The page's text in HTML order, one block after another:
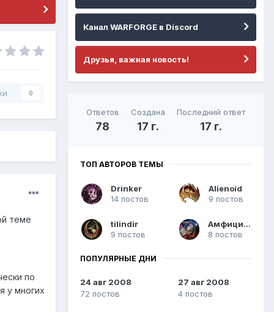
0
теме
по
у многих
Канал WARFORGE в Discord
Друзья, важная новость!
Ответов
78
Создана
17 г.
Последний ответ
17 г.
ТОП АВТОРОВ ТЕМЫ
Drinker
14 постов
Alienoid
9 постов
tilindir
9 постов
Амфицион
8 постов
ПОПУЛЯРНЫЕ ДНИ
24 авг 2008
72 постов
27 авг 2008
4 постов